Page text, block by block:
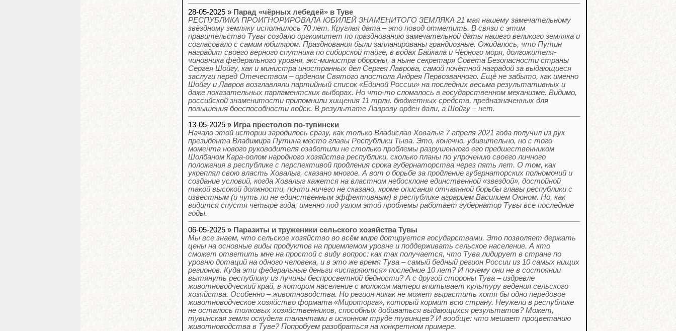
28-05-2025 » Парад «чёрных лебедей» в Туве
РЕСПУБЛИКА ПРОИГНОРИРОВАЛА ЮБИЛЕЙ ЗНАМЕНИТОГО ЗЕМЛЯКА 21 мая нашему замечательному
звёздному земляку исполнилось 70 лет. Круглая дата – это повод отметить. В связи с этим
правительство Тувы создало оргкомитет по празднованию замечательной даты нашего великого земляка и
согласовало с самим юбиляром. Празднования были запланированы грандиозные. Ожидалось, что Путин
наградит своего верного спутника по сибирской тайге, в водах Байкала и Чёрного моря, долгожителя-
чиновника федерального уровня, экс-министра обороны, а ныне секретаря Совета Безопасности страны
Сергея Шойгу, как и министра иностранных дел Сергея Лаврова, самой почётной наградой за выдающиеся
заслуги перед Отечеством – орденом Святого апостола Андрея Первозванного. Ещё не забыто, как именно
Шойгу и Лавров возглавляли партийный список «Единой России» на последних весьма результативных и
даже показательных парламентских выборах. Но что-то сломалось в государственном механизме. Видимо,
российской знаменитости припомнили хищения 11 трлн. бюджетных средств, предназначенных для
повышения боеспособности войск. В результате Лаврову орден дали, а Шойгу – нет.
13-05-2025 » Игра престолов по-тувински
Начало этой истории зародилось сразу, как только Владислав Ховалыг 7 апреля 2021 года получил из рук
президента Владимира Путина место главы Республики Тыва. Это, конечно, удивительно, но с того
момента нового руководителя озаботили не столько проблемы разрушенного его предшественником
Шолбаном Кара-оолом народного хозяйства республики, сколько планы по упрочению своего личного
положения в республике с перспективой продления срока губернаторства через пять лет. О том, как
укреплял свою власть Ховалыг, сказано многое. А вот о борьбе за продление губернаторских полномочий и
создание условий, когда Ховалыг кажется на властном небосклоне единственной «звездой», достойной
такой высокой должности, почти ничего не сказано, кроме описания отчаянной борьбы главы республики с
известным (и чуть ли не единственным эффективным) в республике аграрием Василием Оюном. Но, как
видится спустя четыре года, именно под углом этой проблемы работает губернатор Тувы все последние
годы.
06-05-2025 » Паразиты и труженики сельского хозяйства Тувы
Мы все знаем, что сельское хозяйство во всём мире дотируется государствами. Это позволяет держать
цены на основные виды продуктов на приемлемом уровне и поддерживать сельское население. А кто
сможет ответить мне на простой с виду вопрос: как так получается, что Тува лидирует в стране по
уровню дотаций на одного человека, и в это же время Тува – самый бедный регион России из 10 самых нищих
регионов. Куда эти федеральные деньги «испаряются» последние 10 лет? И почему они не в состоянии
вытянуть республику из пучины беспросветной бедности? А с другой стороны Тува – издревле
животноводческий край, в котором население с молоком матери впитывает культуру ведения сельского
хозяйства. Особенно – животноводства. Но регион никак не может вырастить хотя бы одно передовое
животноводческое хозяйство формата «Мироторга», который кормит всю страну. Неужели в республике
не осталось толковых хозяйственников, способных добиваться выдающихся результатов? Может,
тувинская земля оскудела талантами в исконном труде тувинцев? И вообще: что мешает процветанию
животноводства в Туве? Попробуем разобраться на конкретном примере.